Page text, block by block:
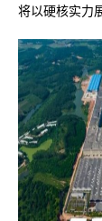
将以硬核实力